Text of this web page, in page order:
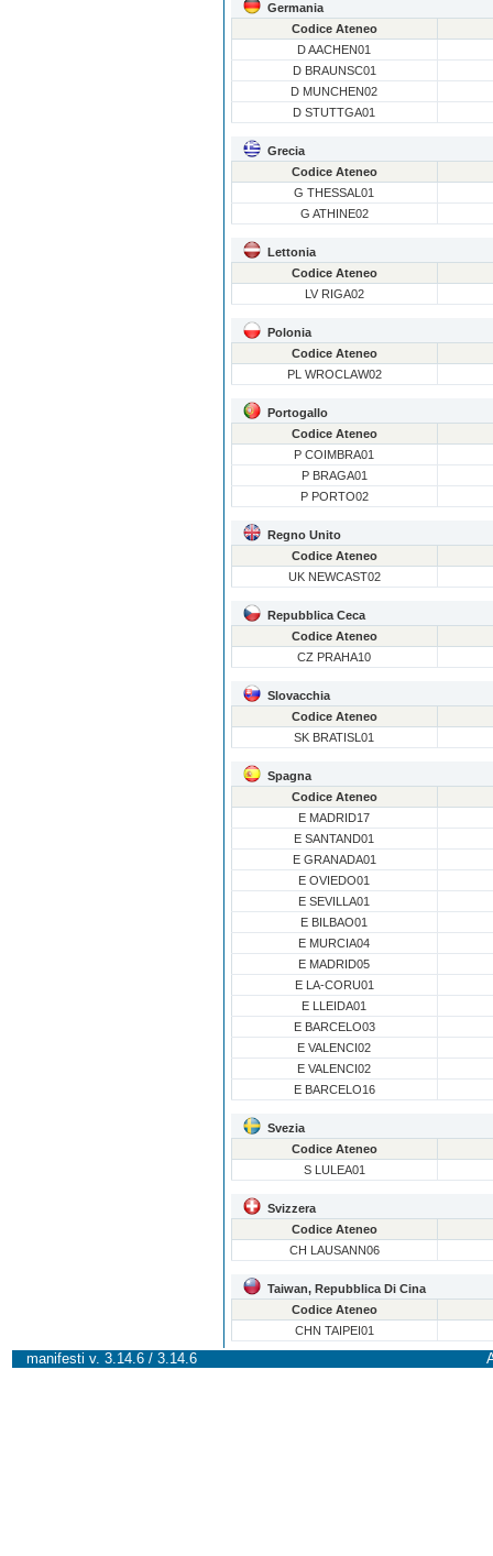
Germania
Codice Ateneo
D AACHEN01
D BRAUNSC01
D MUNCHEN02
D STUTTGA01
Grecia
Codice Ateneo
G THESSAL01
G ATHINE02
Lettonia
Codice Ateneo
LV RIGA02
Polonia
Codice Ateneo
PL WROCLAW02
Portogallo
Codice Ateneo
P COIMBRA01
P BRAGA01
P PORTO02
Regno Unito
Codice Ateneo
UK NEWCAST02
Repubblica Ceca
Codice Ateneo
CZ PRAHA10
Slovacchia
Codice Ateneo
SK BRATISL01
Spagna
Codice Ateneo
E MADRID17
E SANTAND01
E GRANADA01
E OVIEDO01
E SEVILLA01
E BILBAO01
E MURCIA04
E MADRID05
E LA-CORU01
E LLEIDA01
E BARCELO03
E VALENCI02
E VALENCI02
E BARCELO16
Svezia
Codice Ateneo
S LULEA01
Svizzera
Codice Ateneo
CH LAUSANN06
Taiwan, Repubblica Di Cina
Codice Ateneo
CHN TAIPEI01
manifesti v. 3.14.6 / 3.14.6